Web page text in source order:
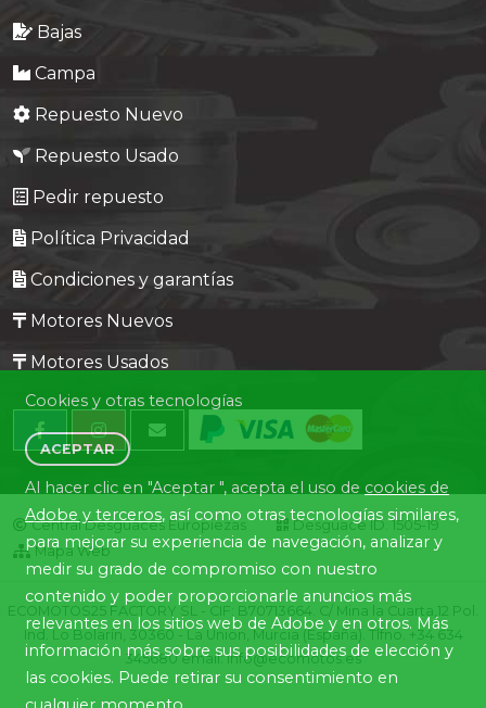
Bajas
Campa
Repuesto Nuevo
Repuesto Usado
Pedir repuesto
Política Privacidad
Condiciones y garantías
Motores Nuevos
Motores Usados
Central Desguaces Europiezas
Desguace ID. 1505-19
Mapa Web
ECOMOTOS25 FACTORY SL - CIF: B70713664. C/ Mina la Cuarta,12 Pol.
Ind. Lo Bolarín, 30360 - La Union, Murcia (España). Tlfno. +34 634
345680 email: info@ecomotos.es
Cookies y otras tecnologías
ACEPTAR
Al hacer clic en "Aceptar ", acepta el uso de cookies de
Adobe y terceros, así como otras tecnologías similares,
para mejorar su experiencia de navegación, analizar y
medir su grado de compromiso con nuestro
contenido y poder proporcionarle anuncios más
relevantes en los sitios web de Adobe y en otros. Más
información más sobre sus posibilidades de elección y
las cookies. Puede retirar su consentimiento en